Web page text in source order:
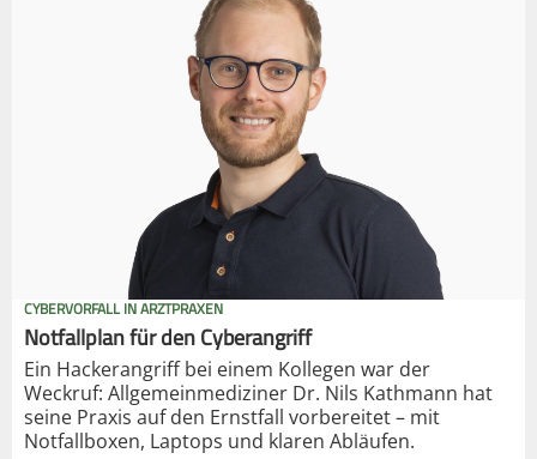
CYBERVORFALL IN ARZTPRAXEN
Notfallplan für den Cyberangriff
Ein Hackerangriff bei einem Kollegen war der
Weckruf: Allgemeinmediziner Dr. Nils Kathmann hat
seine Praxis auf den Ernstfall vorbereitet – mit
Notfallboxen, Laptops und klaren Abläufen.